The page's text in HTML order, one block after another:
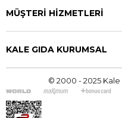
MÜŞTERİ HİZMETLERİ
KALE GIDA KURUMSAL
© 2000 - 2025 Kale